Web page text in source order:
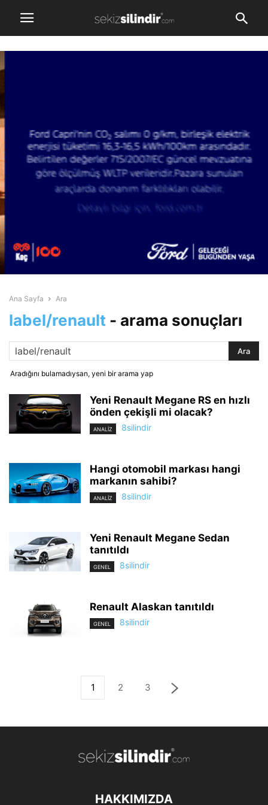
Ana Sayfa Ara
label/renault - arama sonuçları
Aradığını bulamadıysan, yeni bir arama yap
Yeni Renault Megane RS en hızlı
önden çekişli mi olacak?
ANALİZ 8silindir
Hangi otomobil markası hangi
markanın sahibi?
ANALİZ 8silindir
Yeni Renault Megane Sedan
tanıtıldı
GENEL 8silindir
Renault Alaskan tanıtıldı
GENEL 8silindir
1 2 3
HAKKIMIZDA